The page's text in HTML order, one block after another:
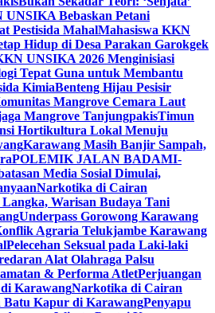
Bebaskan Petani
Pestisida MahalMahasiswa KKN
Hidup di Desa Parakan Garokgek
UNSIKA 2026 Menginisiasi
Tepat Guna untuk Membantu
KimiaBenteng Hijau Pesisir
Mangrove Cemara Laut
Mangrove TanjungpakisTimun
Hortikultura Lokal Menuju
Karawang Masih Banjir Sampah,
POLEMIK JALAN BADAMI-
Media Sosial Dimulai,
Narkotika di Cairan
Warisan Budaya Tani
Underpass Gorowong Karawang
Agraria Telukjambe Karawang
Pelecehan Seksual pada Laki-laki
Alat Olahraga Palsu
& Performa AtletPerjuangan
KarawangNarkotika di Cairan
Batu Kapur di KarawangPenyapu